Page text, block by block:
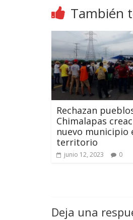
También
Rechazan
Chimalapas
nuevo municipio
territorio
junio 12, 2023 0
Deja una